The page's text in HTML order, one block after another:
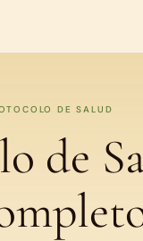
DE SALUD
de